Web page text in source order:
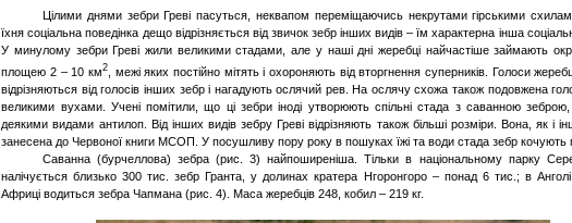
Цілими днями зебриГреві пасуться , неквапом переміщаючись некрутами гірськими
їхня соціальна поведінка дещо відрізняється від звичок зебр інших видів – їм характерна інша
У минулому зебриГреві жили великими стадами, але у наші дні жеребці найчастіше займають
площею 2 – 10 км2, межі яких постійно мітять і охороняють від вторгнення суперників. Голоси
відрізняються від голосів інших зебр і нагадують ослячий рев. На ослячу схожа також подовжена
великими вухами. Учені помітили, що ці зебри іноді утворюють спільні стада з саванною
деякими видами антилоп. Від інших видів зебруГреві відрізняють також більші розміри. Вона, як і
занесена до Червоної книги МСОП.У посушливу пору року в пошуках їжі та води стада зебр кочують
Саванна (бурчеллова) зебра (рис. 3) найпоширеніша. Тільки в національному парку
налічується близько 300 тис. зебрГранта , у долинах кратера Нгоронгоро– понад 6 тис.; в Анголі
Африці водиться зебраЧапмана (рис. 4). Маса жеребців 248, кобил – 219 кг.